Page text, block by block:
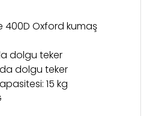
400D Oxford kumaş
dolgu teker
dolgu teker
15 kg